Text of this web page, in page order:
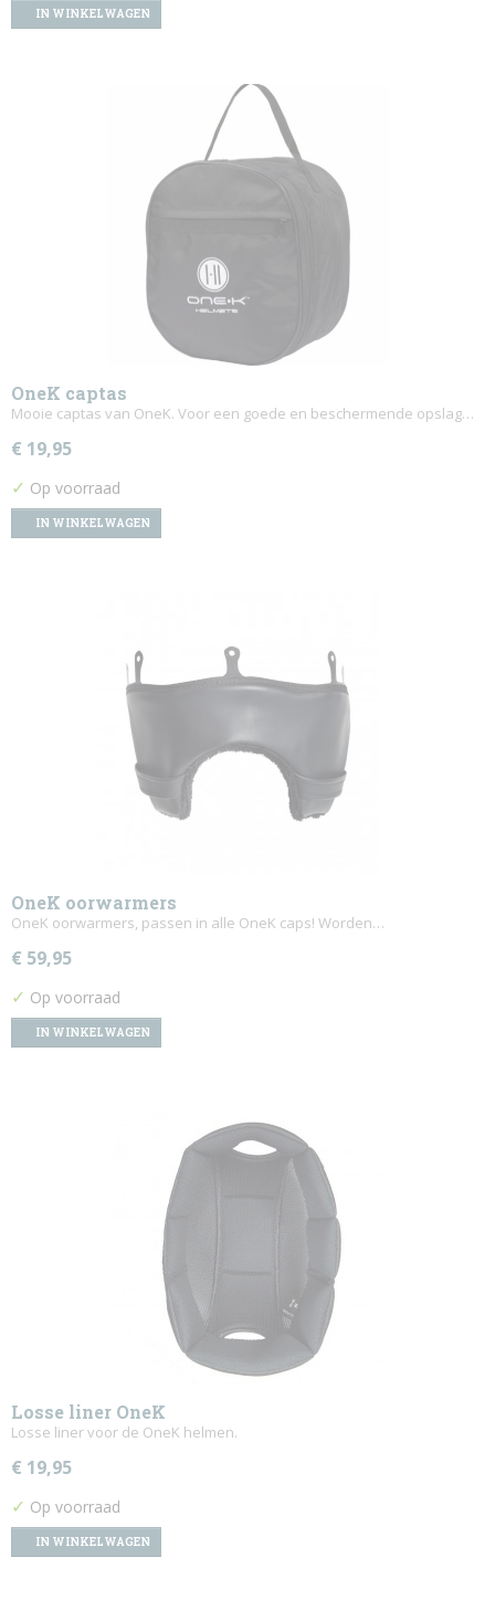
IN WINKELWAGEN
OneK captas
Mooie captas van OneK. Voor een goede en beschermende opslag…
€ 19,95
✓ Op voorraad
IN WINKELWAGEN
OneK oorwarmers
OneK oorwarmers, passen in alle OneK caps! Worden…
€ 59,95
✓ Op voorraad
IN WINKELWAGEN
Losse liner OneK
Losse liner voor de OneK helmen.
€ 19,95
✓ Op voorraad
IN WINKELWAGEN